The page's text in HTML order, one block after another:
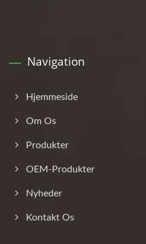
Navigation
Hjemmeside
Om Os
Produkter
OEM-Produkter
Nyheder
Kontakt Os